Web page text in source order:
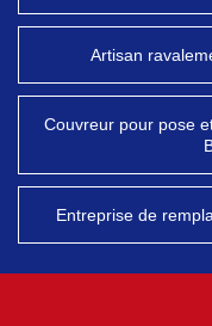
Artisan
Couvreur pour pose
Entreprise de